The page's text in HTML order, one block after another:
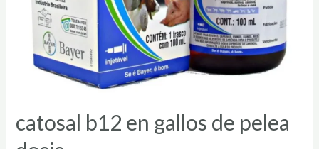
catosal b12 en gallos de pelea